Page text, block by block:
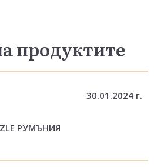
продуктите
30.01.2024 г.
РУМЪНИЯ